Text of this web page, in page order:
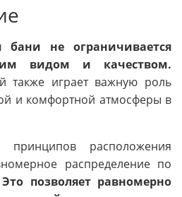
не ограничивается
видом и качеством.
также играет важную роль
и комфортной атмосферы в
расположения
распределение по
Это позволяет равномерно